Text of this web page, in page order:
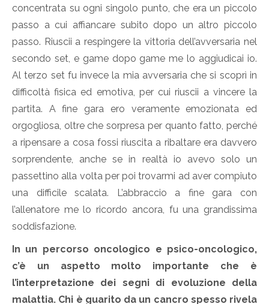
concentrata su ogni singolo punto, che era un piccolo
passo a cui affiancare subito dopo un altro piccolo
passo. Riuscii a respingere la vittoria dell’avversaria nel
secondo set, e game dopo game me lo aggiudicai io.
Al terzo set fu invece la mia avversaria che si scoprì in
difficoltà fisica ed emotiva, per cui riuscii a vincere la
partita. A fine gara ero veramente emozionata ed
orgogliosa, oltre che sorpresa per quanto fatto, perché
a ripensare a cosa fossi riuscita a ribaltare era davvero
sorprendente, anche se in realtà io avevo solo un
passettino alla volta per poi trovarmi ad aver compiuto
una difficile scalata. L’abbraccio a fine gara con
l’allenatore me lo ricordo ancora, fu una grandissima
soddisfazione.
In un percorso oncologico e psico-oncologico,
c’è un aspetto molto importante che è
l’interpretazione dei segni di evoluzione della
malattia. Chi è guarito da un cancro spesso rivela